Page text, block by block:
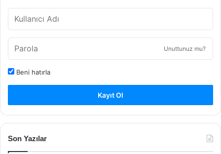
Unuttunuz mu?
Beni hatırla
Kayıt Ol
Son Yazılar